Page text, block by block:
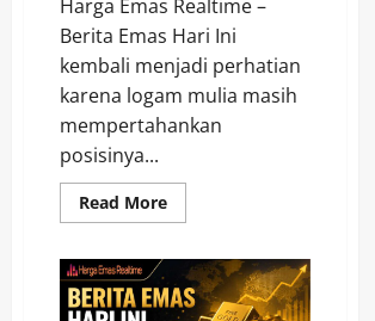
Harga Emas Realtime –
Berita Emas Hari Ini
kembali menjadi perhatian
karena logam mulia masih
mempertahankan
posisinya...
Read MoreRead
more
Emas
Hari
Ini,